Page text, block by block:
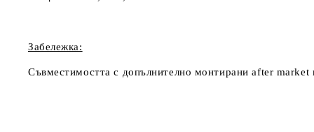
Забележка:
Съвместимостта с допълнително монтираниafter market